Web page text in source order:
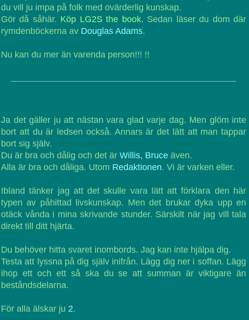
du vill ju impa på folk med ovärderlig kunskap.
Gör då såhär. Köp LG2S the book. Sedan läser du dom där
rymdenböckerna av Douglas Adams.
Nu kan du mer än varenda person!!! !!
Ja det gäller ju att nästan vara glad varje dag. Men glöm inte
bort att du är ledsen också. Annars är det lätt att man tappar
bort sig själv.
Du är bra och dålig och det är Willis, Bruce även.
Alla är bra och dåliga. Utom Redaktionen. Vi är varken eller.
Ibland tänker jag att det skulle vara lätt att förklara den här
typen av påhittad livskunskap. Men det brukar dyka upp en
otäck vånda i mina skrivande stunder. Särskilt när jag vill tala
direkt till ditt hjärta.
Du behöver hitta svaret inombords. Jag kan inte hjälpa dig.
Testa att lyssna på dig själv inifrån. Lägg dig ner i soffan. Lägg
ihop ett och ett så ska du se att summan är viktigare än
beståndsdelarna.
För alla älskar ju 2.